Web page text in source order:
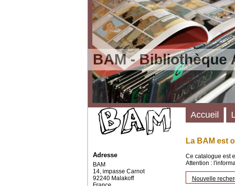
BAM - Bibliothèque
La BAM est
Ce catalogue est
Attention :
Nouvelle
Accueil
Adresse
BAM
14, impasse Carnot
92240 Malakoff